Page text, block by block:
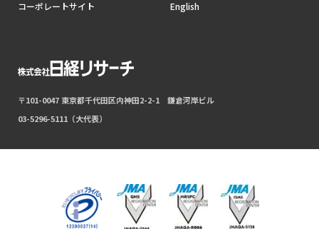
コーポレートサイト English
〒101-0047 東京都千代田区内神田2-2-1 鎌倉河岸ビル
03-5296-5111（大代表）